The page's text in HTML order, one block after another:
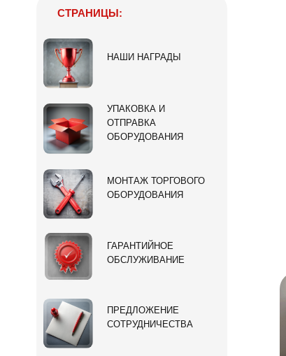
СТРАНИЦЫ:
НАШИ НАГРАДЫ
УПАКОВКА И
ОТПРАВКА
ОБОРУДОВАНИЯ
МОНТАЖ ТОРГОВОГО
ОБОРУДОВАНИЯ
ГАРАНТИЙНОЕ
ОБСЛУЖИВАНИЕ
ПРЕДЛОЖЕНИЕ
СОТРУДНИЧЕСТВА